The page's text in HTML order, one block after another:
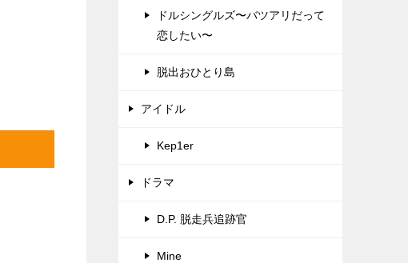
ドルシングルズ〜バツアリだって
恋したい〜
脱出おひとり島
アイドル
Kep1er
ドラマ
D.P. 脱走兵追跡官
Mine